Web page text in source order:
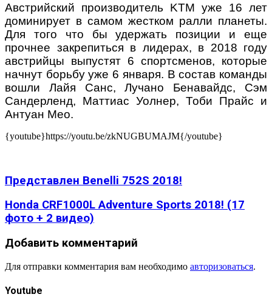
Австрийский производитель KTM уже 16 лет
доминирует в самом жестком ралли планеты.
Для того что бы удержать позиции и еще
прочнее закрепиться в лидерах, в 2018 году
австрийцы выпустят 6 спортсменов, которые
начнут борьбу уже 6 января. В состав команды
вошли Лайя Санс, Лучано Бенавайдс, Сэм
Сандерленд, Маттиас Уолнер, Тоби Прайс и
Антуан Мео.
{youtube}https://youtu.be/zkNUGBUMAJM{/youtube}
Представлен Benelli 752S 2018!
Honda CRF1000L Adventure Sports 2018! (17
фото + 2 видео)
Добавить комментарий
Для отправки комментария вам необходимо авторизоваться.
Youtube